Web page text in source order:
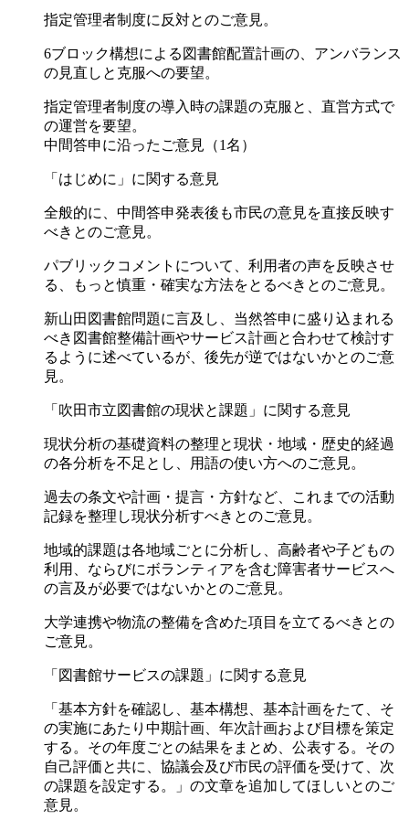
指定管理者制度に反対とのご意見。
6ブロック構想による図書館配置計画の、アンバランス
の見直しと克服への要望。
指定管理者制度の導入時の課題の克服と、直営方式で
の運営を要望。
中間答申に沿ったご意見（1名）
「はじめに」に関する意見
全般的に、中間答申発表後も市民の意見を直接反映す
べきとのご意見。
パブリックコメントについて、利用者の声を反映させ
る、もっと慎重・確実な方法をとるべきとのご意見。
新山田図書館問題に言及し、当然答申に盛り込まれる
べき図書館整備計画やサービス計画と合わせて検討す
るように述べているが、後先が逆ではないかとのご意
見。
「吹田市立図書館の現状と課題」に関する意見
現状分析の基礎資料の整理と現状・地域・歴史的経過
の各分析を不足とし、用語の使い方へのご意見。
過去の条文や計画・提言・方針など、これまでの活動
記録を整理し現状分析すべきとのご意見。
地域的課題は各地域ごとに分析し、高齢者や子どもの
利用、ならびにボランティアを含む障害者サービスへ
の言及が必要ではないかとのご意見。
大学連携や物流の整備を含めた項目を立てるべきとの
ご意見。
「図書館サービスの課題」に関する意見
「基本方針を確認し、基本構想、基本計画をたて、そ
の実施にあたり中期計画、年次計画および目標を策定
する。その年度ごとの結果をまとめ、公表する。その
自己評価と共に、協議会及び市民の評価を受けて、次
の課題を設定する。」の文章を追加してほしいとのご
意見。